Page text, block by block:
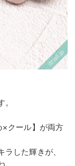
×クール】が両方
した輝きが、